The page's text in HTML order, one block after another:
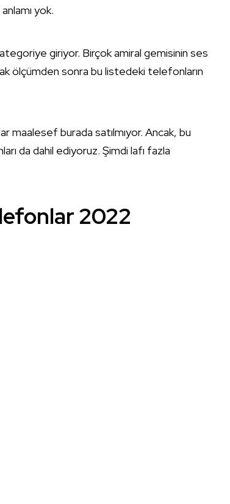
yok.
giriyor. Birçok amiral gemisinin ses
ölçümden sonra bu listedeki telefonların
maalesef burada satılmıyor. Ancak, bu
da dahil ediyoruz. Şimdi lafı fazla
2022